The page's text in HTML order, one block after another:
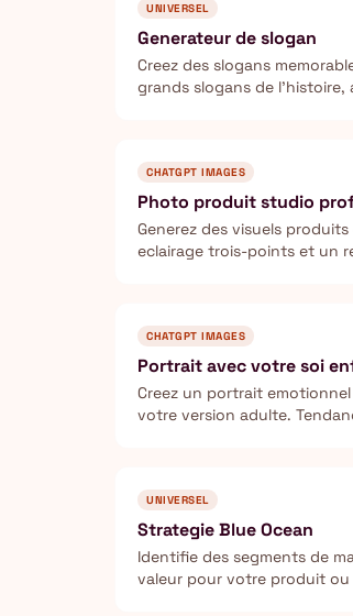
UNIVERSEL
Generateur de slogan
Creez des slogans
grands slogans de
CHATGPT IMAGES
Photo produit studio
Generez des visuels
eclairage trois-points et un
CHATGPT IMAGES
Portrait avec votre soi
Creez un portrait
votre version adulte.
UNIVERSEL
Strategie Blue Ocean
Identifie des segments de
valeur pour votre produit ou